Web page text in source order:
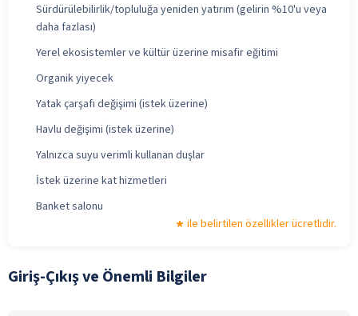
Sürdürülebilirlik/topluluğa yeniden yatırım (gelirin %10'u veya
daha fazlası)
Yerel ekosistemler ve kültür üzerine misafir eğitimi
Organik yiyecek
Yatak çarşafı değişimi (istek üzerine)
Havlu değişimi (istek üzerine)
Yalnızca suyu verimli kullanan duşlar
İstek üzerine kat hizmetleri
Banket salonu
ile belirtilen özellikler ücretlidir.
Giriş-Çıkış ve Önemli Bilgiler